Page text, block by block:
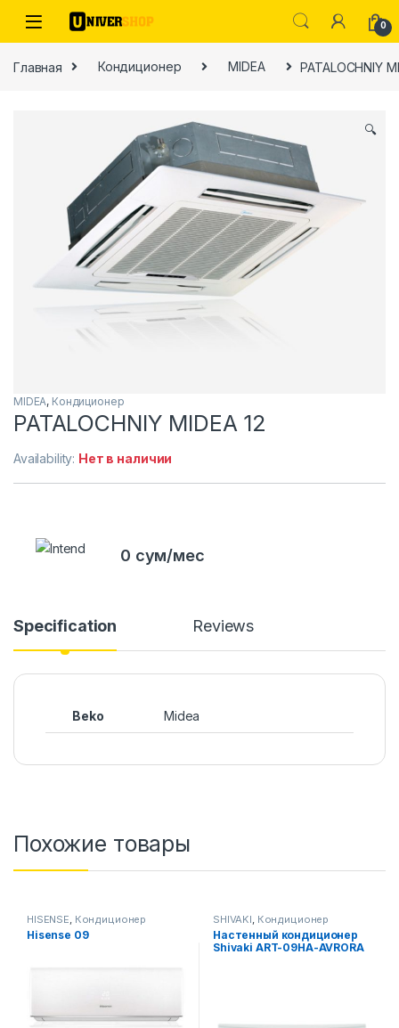
Skip to navigation
Skip to content
0
Главная Кондиционер MIDEA PATALOCHNIY
🔍
MIDEA, Кондиционер
PATALOCHNIY MIDEA 12
Availability: Нет в наличии
0 сум/мес
Specification Reviews
Beko Midea
Похожие товары
HISENSE Кондиционер
Hisense 09
SHIVAKI Кондиционер
Настенный кондиционер
Shivaki ART-09HA-AVRORA